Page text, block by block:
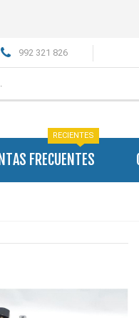
992 321 826
FRECUENTES
RECIENTES